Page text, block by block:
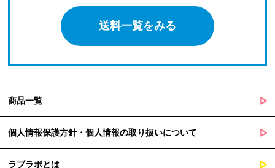
送料一覧をみる
商品一覧
個人情報保護方針・個人情報の取り扱いについて
ラブラボとは